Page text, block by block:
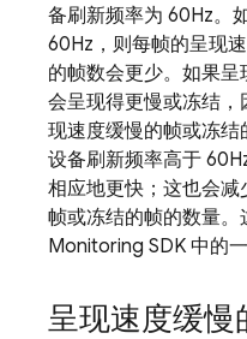
备刷新频率为 60Hz。
60Hz，则每帧的呈现
的帧数会更少。如果
会呈现得更慢或冻结
现速度缓慢的帧或冻
设备刷新频率高于
相应地更快；这也会
帧或冻结的帧的数量。
Monitoring SDK 中的
呈现速度缓慢